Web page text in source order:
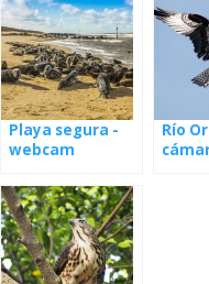
Playa segura -
webcam
Río